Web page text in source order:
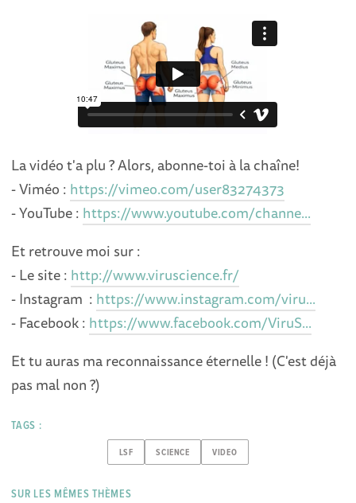
La vidéo t'a plu ? Alors, abonne-toi à la chaîne!
- Viméo : https://vimeo.com/user83274373
- YouTube : https://www.youtube.com/channe...
Et retrouve moi sur :
- Le site : http://www.viruscience.fr/
- Instagram : https://www.instagram.com/viru...
- Facebook : https://www.facebook.com/ViruS...
Et tu auras ma reconnaissance éternelle ! (C'est déjà
pas mal non ?)
TAGS :
LSF SCIENCE VIDEO
SUR LES MÊMES THÈMES